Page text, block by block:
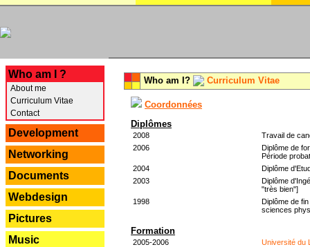
Who am I ?
About me
Curriculum Vitae
Contact
Development
Networking
Documents
Webdesign
Pictures
Music
Who am I? Curriculum Vitae
Coordonnées
Diplômes
2008
Travail de
2006
Diplôme de
Période
2004
Diplôme
2003
Diplôme
"très bien"]
1998
Diplôme de
sciences
Formation
2005-2006
Université du